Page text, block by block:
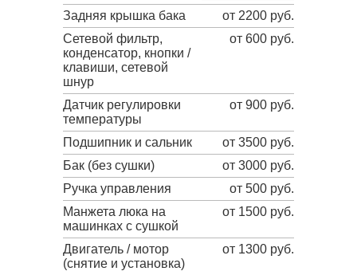
Задняя крышка бака
от 2200 руб.
Сетевой фильтр,
конденсатор, кнопки /
клавиши, сетевой
шнур
от 600 руб.
Датчик регулировки
температуры
от 900 руб.
Подшипник и сальник
от 3500 руб.
Бак (без сушки)
от 3000 руб.
Ручка управления
от 500 руб.
Манжета люка на
машинках с сушкой
от 1500 руб.
Двигатель / мотор
(снятие и установка)
от 1300 руб.